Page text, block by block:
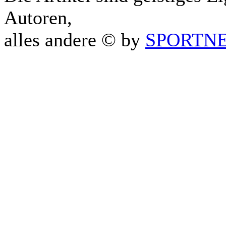
Autoren,
alles andere © by